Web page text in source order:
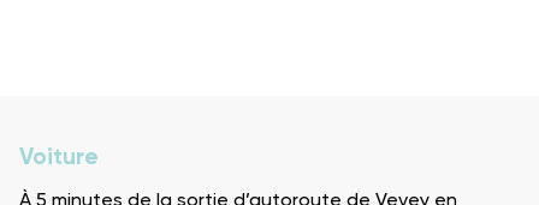
Voiture
À 5 minutes de la sortie d’autoroute de Vevey en